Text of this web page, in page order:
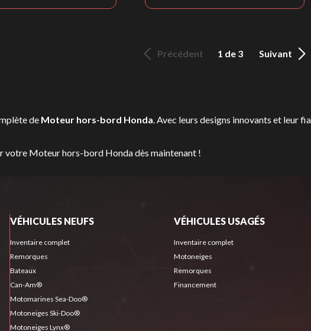
Précédent 1 de 3 Suivant
de Moteur hors-bord Honda. Avec leurs designs innovants et leur
votre Moteur hors-bord Honda dès maintenant !
VÉHICULES NEUFS
Inventaire complet
Remorques
Bateaux
Can-Am®
Motomarines Sea-Doo®
Motoneiges Ski-Doo®
Motoneiges Lynx®
VÉHICULES USAGÉS
Inventaire complet
Motoneiges
Remorques
Financement